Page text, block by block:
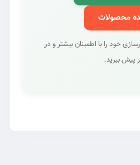
محصولات
خود را با اطمینان بیشتر و در
پیش ببرید.